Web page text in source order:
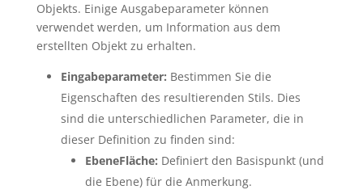
Objekts. Einige Ausgabeparameter können
verwendet werden, um Information aus dem
erstellten Objekt zu erhalten.
Eingabeparameter: Bestimmen Sie die
Eigenschaften des resultierenden Stils. Dies
sind die unterschiedlichen Parameter, die in
dieser Definition zu finden sind:
EbeneFläche: Definiert den Basispunkt (und
die Ebene) für die Anmerkung.